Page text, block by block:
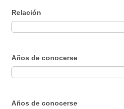
Relación
Años de conocerse
Años de conocerse